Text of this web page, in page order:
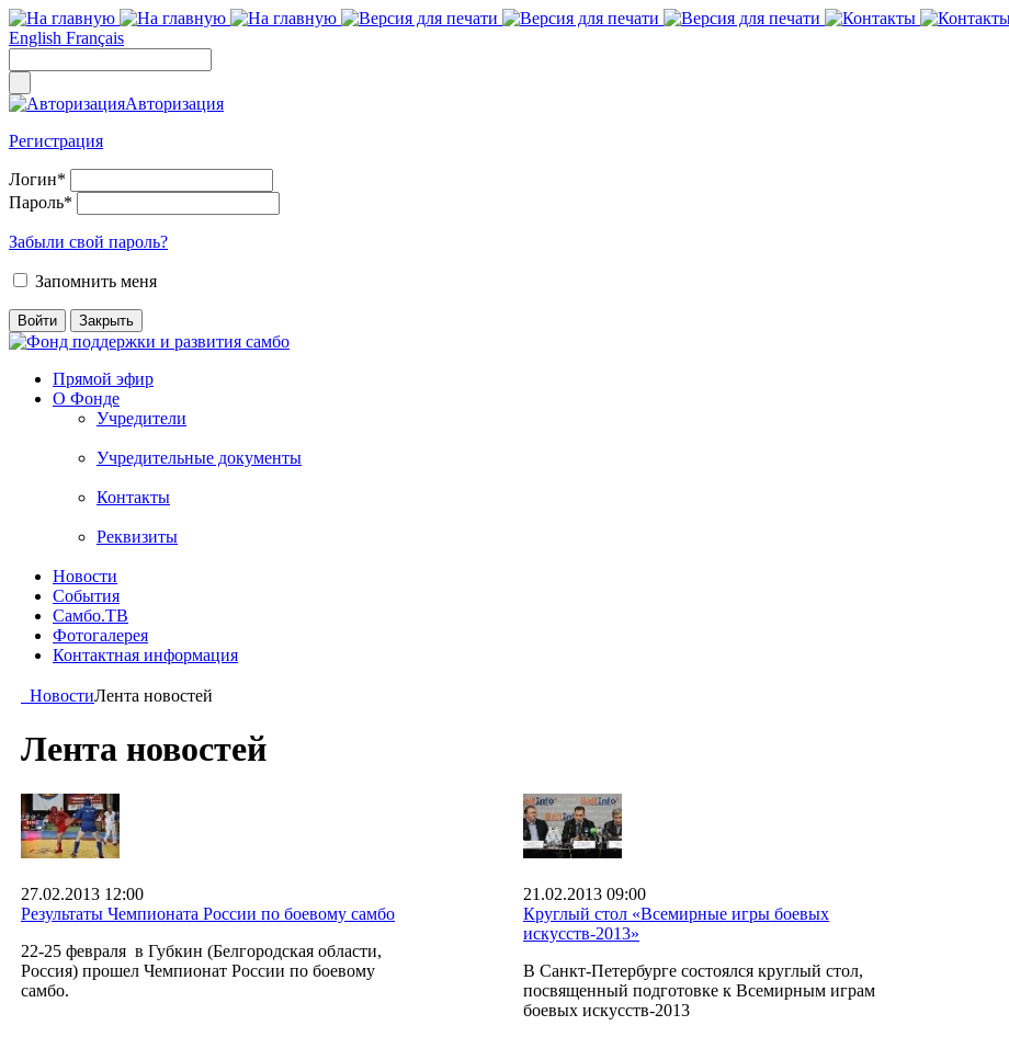
English Français
Авторизация
Регистрация
Логин*
Пароль*
Забыли свой пароль?
Запомнить меня
Прямой эфир
О Фонде
Учредители
Учредительные документы
Контакты
Реквизиты
Новости
События
Самбо.ТВ
Фотогалерея
Контактная информация
НовостиЛента новостей
Лента новостей
27.02.2013 12:00
Результаты Чемпионата России по боевому самбо
22-25 февраля в Губкин (Белгородская области,
Россия) прошел Чемпионат России по боевому
самбо.
21.02.2013 09:00
Круглый стол «Всемирные игры боевых
искусств-2013»
В Санкт-Петербурге состоялся круглый стол,
посвященный подготовке к Всемирным играм
боевых искусств-2013